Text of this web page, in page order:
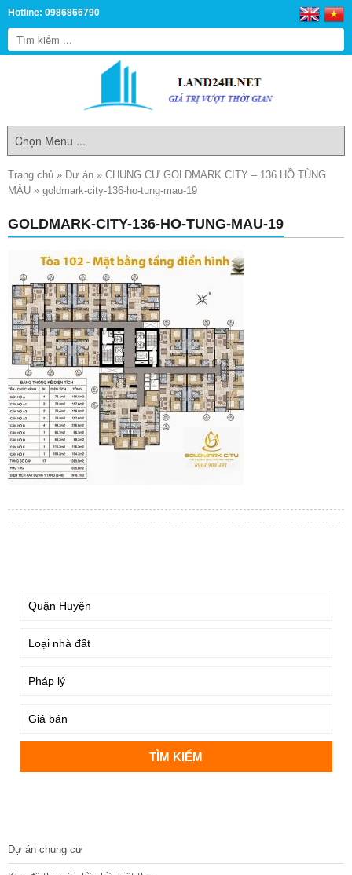
Hotline: 0986866790
Trang chủ » Dự án » CHUNG CƯ GOLDMARK CITY – 136 HỒ TÙNG
MẬU » goldmark-city-136-ho-tung-mau-19
GOLDMARK-CITY-136-HO-TUNG-MAU-19
Dự án chung cư